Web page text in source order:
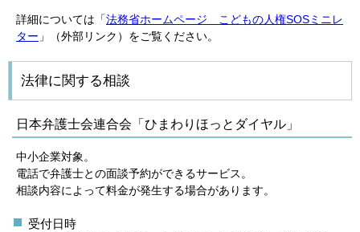
詳細については「法務省ホームページ こどもの人権SOSミニレ
ター 」（外部リンク）をご覧ください。
法律に関する相談
日本弁護士会連合会「ひまわりほっとダイヤル」
中小企業対象。
電話で弁護士との面談予約ができるサービス。
相談内容によって料金が発生する場合があります。
受付日時